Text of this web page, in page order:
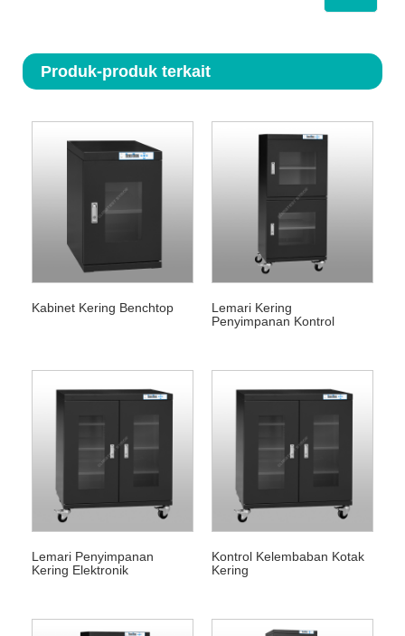
Produk-produk terkait
Kabinet Kering Benchtop
Lemari Kering
Penyimpanan Kontrol
Lemari Penyimpanan
Kering Elektronik
Kontrol Kelembaban Kotak
Kering